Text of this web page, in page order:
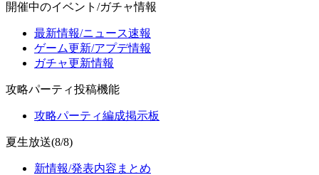
開催中のイベント/ガチャ情報
最新情報/ニュース速報
ゲーム更新/アプデ情報
ガチャ更新情報
攻略パーティ投稿機能
攻略パーティ編成掲示板
夏生放送(8/8)
新情報/発表内容まとめ